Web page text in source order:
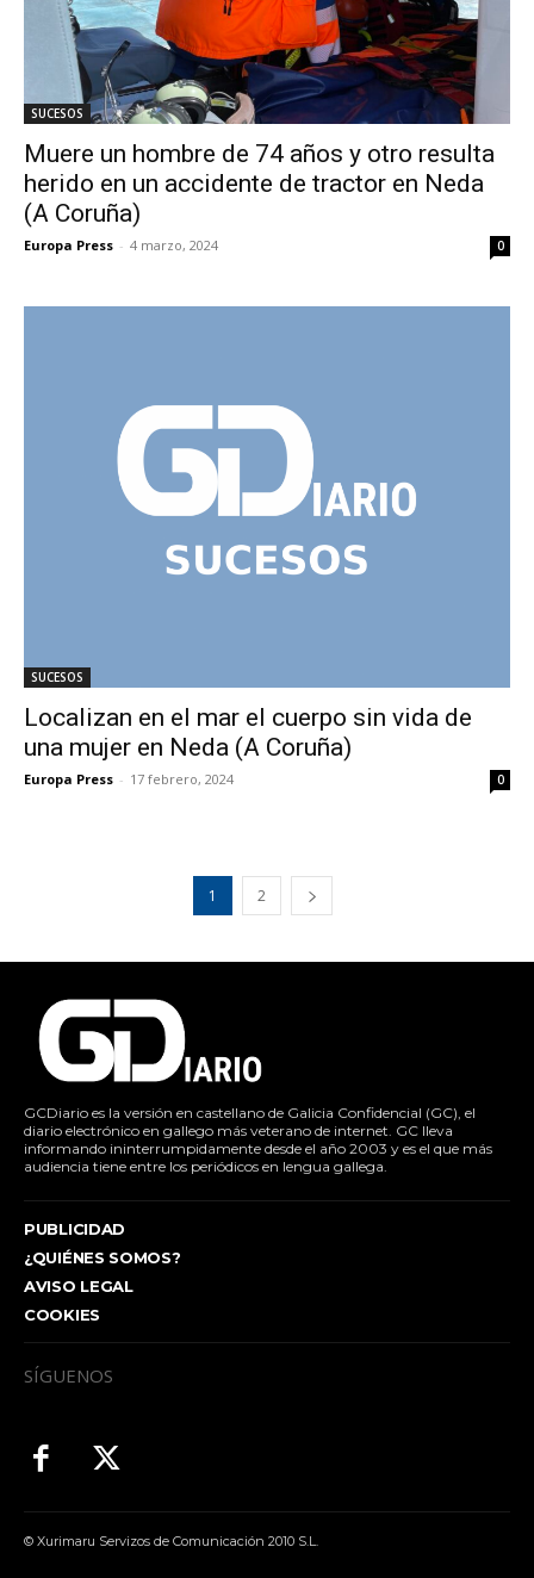
SUCESOS
Muere un hombre de 74 años y otro resulta
herido en un accidente de tractor en Neda
(A Coruña)
Europa Press - 4 marzo, 2024 0
SUCESOS
Localizan en el mar el cuerpo sin vida de
una mujer en Neda (A Coruña)
Europa Press - 17 febrero, 2024 0
1 2
GCDiario es la versión en castellano de Galicia Confidencial (GC), el
diario electrónico en gallego más veterano de internet. GC lleva
informando ininterrumpidamente desde el año 2003 y es el que más
audiencia tiene entre los periódicos en lengua gallega.
PUBLICIDAD
¿QUIÉNES SOMOS?
AVISO LEGAL
COOKIES
SÍGUENOS
© Xurimaru Servizos de Comunicación 2010 S.L.